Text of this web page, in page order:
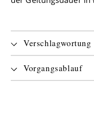
Verschlagwortung
Vorgangsablauf